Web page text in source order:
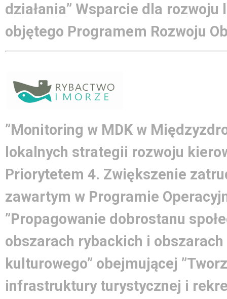
działania” Wsparcie dla rozwoju
objętego Programem Rozwoju
”Monitoring w MDK w
lokalnych strategii rozwoju
Priorytetem 4. Zwiększenie
zawartym w Programie
”Propagowanie dobrostanu
obszarach rybackich i
kulturowego” obejmującej
infrastruktury turystycznej i